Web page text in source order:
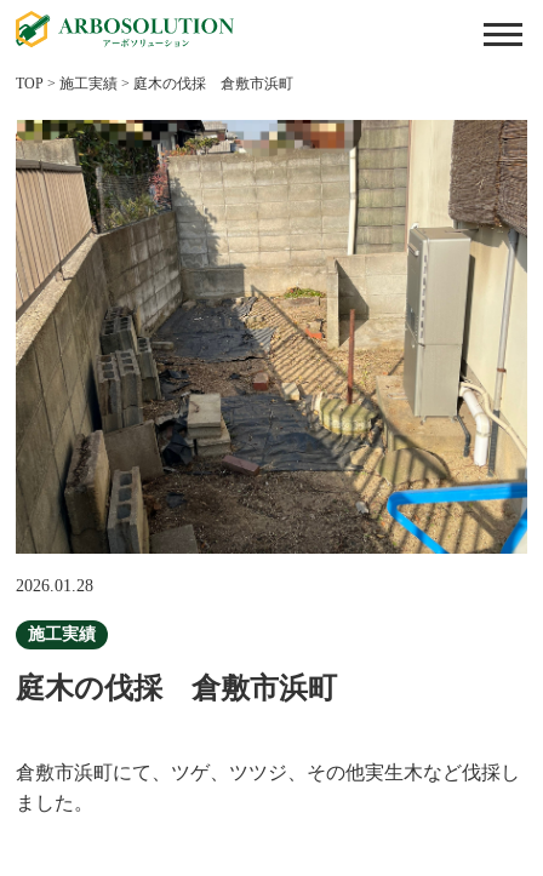
TOP >施工実績 > 庭木の伐採 倉敷市浜町
2026.01.28
施工実績
庭木の伐採 倉敷市浜町
倉敷市浜町にて、ツゲ、ツツジ、その他実生木など伐採し
ました。